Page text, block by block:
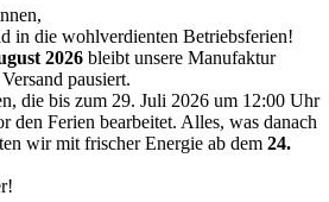
in die wohlverdienten Betriebsferien!
2026 bleibt unsere Manufaktur
pausiert.
die bis zum 29. Juli 2026 um 12:00 Uhr
den Ferien bearbeitet. Alles, was danach
wir mit frischer Energie ab dem 24.